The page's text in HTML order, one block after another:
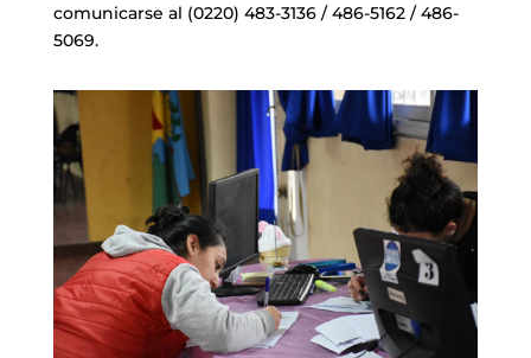
comunicarse al (0220) 483-3136 / 486-5162 / 486-
5069.